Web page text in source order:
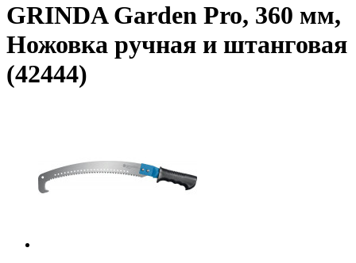
GRINDA Garden Pro, 360 мм,
Ножовка ручная и штанговая
(42444)